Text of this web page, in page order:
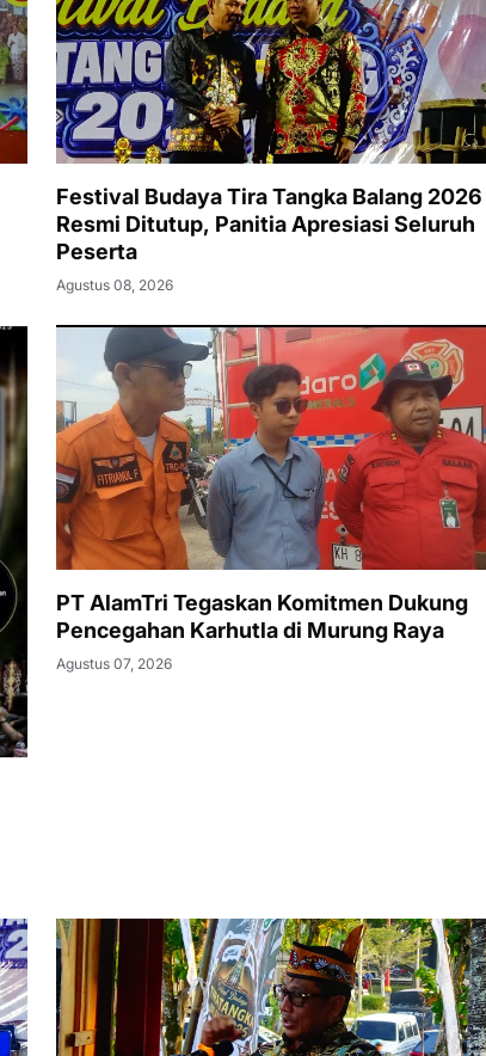
Festival Budaya Tira Tangka Balang 2026
Resmi Ditutup, Panitia Apresiasi Seluruh
Peserta
Agustus 08, 2026
PT AlamTri Tegaskan Komitmen Dukung
Pencegahan Karhutla di Murung Raya
Agustus 07, 2026